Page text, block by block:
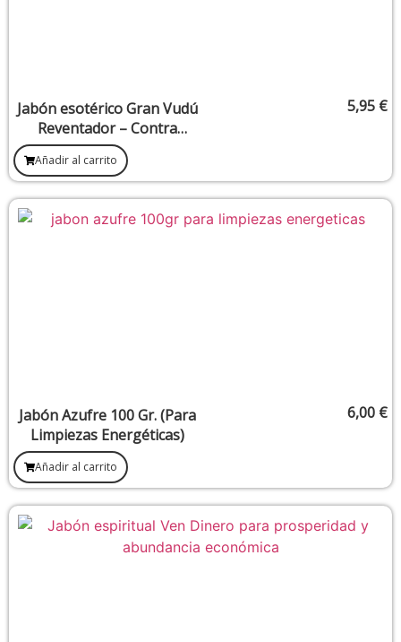
Jabón esotérico Gran Vudú
Reventador – Contra
trabajos de cementerio,
hechizos y mal de ojo
5,95 €
Añadir al carrito
Jabón Azufre 100 Gr. (Para
Limpiezas Energéticas)
6,00 €
Añadir al carrito